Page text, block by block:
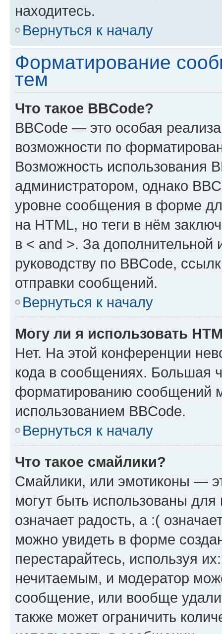
находитесь.
Вернуться к началу
Форматирование
тем
Что такое BBCode?
BBCode — это особая
возможности по
Возможность использования
администратором, однако
уровне сообщения в форме
на HTML, но теги в нём
в < and >. За
руководству по BBCode,
отправки сообщений.
Вернуться к началу
Могу ли я использовать
Нет. На этой конференции
кода в сообщениях. Большая
форматированию сообщений
использованием BBCode.
Вернуться к началу
Что такое смайлики?
Смайлики, или эмотиконы —
могут быть использованы
означает радость, а :(
можно увидеть в форме
перестарайтесь, используя
нечитаемым, и модератор
сообщение, или вообще
также может ограничить